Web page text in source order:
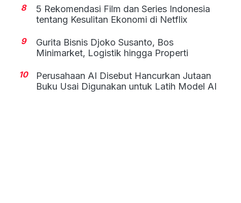
8
5 Rekomendasi Film dan Series Indonesia
tentang Kesulitan Ekonomi di Netflix
9
Gurita Bisnis Djoko Susanto, Bos
Minimarket, Logistik hingga Properti
10
Perusahaan AI Disebut Hancurkan Jutaan
Buku Usai Digunakan untuk Latih Model AI